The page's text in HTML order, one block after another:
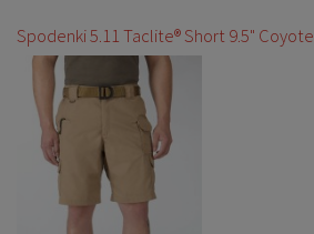
Spodenki 5.11 Taclite® Short 9.5" Coyote